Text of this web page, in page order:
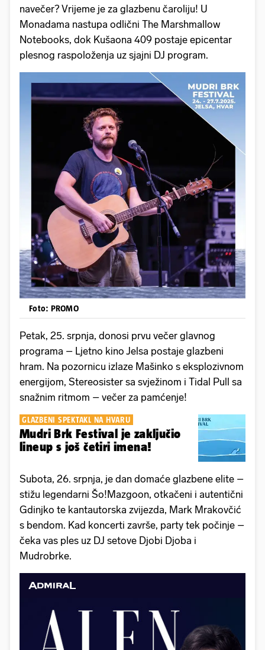
navečer? Vrijeme je za glazbenu čaroliju! U
Monadama nastupa odlični The Marshmallow
Notebooks, dok Kušaona 409 postaje epicentar
plesnog raspoloženja uz sjajni DJ program.
Foto: PROMO
Petak, 25. srpnja, donosi prvu večer glavnog
programa – Ljetno kino Jelsa postaje glazbeni
hram. Na pozornicu izlaze Mašinko s eksplozivnom
energijom, Stereosister sa svježinom i Tidal Pull sa
snažnim ritmom – večer za pamćenje!
GLAZBENI SPEKTAKL NA HVARU
Mudri Brk Festival je zaključio
lineup s još četiri imena!
Subota, 26. srpnja, je dan domaće glazbene elite –
stižu legendarni Šo!Mazgoon, otkačeni i autentični
Gdinjko te kantautorska zvijezda, Mark Mrakovčić
s bendom. Kad koncerti završe, party tek počinje –
čeka vas ples uz DJ setove Djobi Djoba i
Mudrobrke.